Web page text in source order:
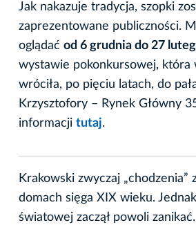
Jak nakazuje tradycja, szopki
zaprezentowane publiczności.
oglądać od 6 grudnia do 27
wystawie pokonkursowej, która
wróciła, po pięciu latach, do
Krzysztofory – Rynek Główny
informacji tutaj.
Krakowski zwyczaj „chodzenia”
domach sięga XIX wieku.
światowej zaczął powoli